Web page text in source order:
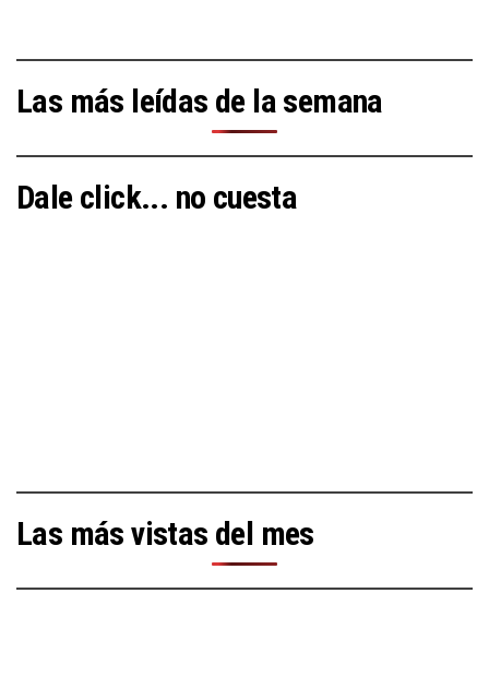
Las más leídas de la semana
Dale click... no cuesta
Las más vistas del mes